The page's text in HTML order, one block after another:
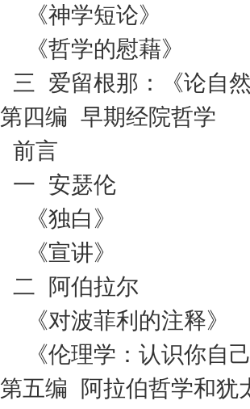
《神学短论》
《哲学的慰藉》
三 爱留根那：《论自
第四编 早期经院哲学
前言
一 安瑟伦
《独白》
《宣讲》
二 阿伯拉尔
《对波菲利的注释》
《伦理学：认识你自
第五编 阿拉伯哲学和犹